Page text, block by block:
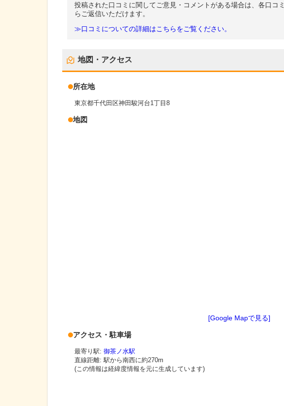
投稿された口コミに関してご意見・コメントがある場合は、各口コ
らご返信いただけます。
≫口コミについての詳細はこちらをご覧ください。
地図・アクセス
所在地
東京都千代田区神田駿河台1丁目8
地図
[Google Mapで見る]
アクセス・駐車場
最寄り駅: 御茶ノ水駅
直線距離: 駅から南西に約270m
(この情報は経緯度情報を元に生成しています)